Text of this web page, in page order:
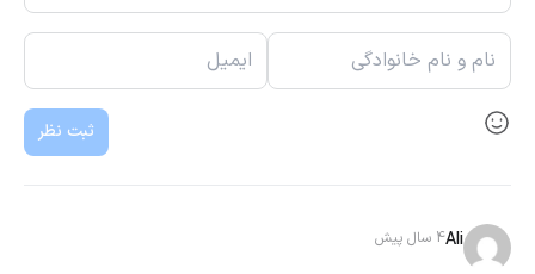
ثبت نظر
Ali4 سال پیش